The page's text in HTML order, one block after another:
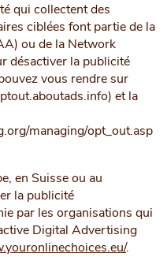
qui collectent des
ciblées font partie de la
ou de la Network
désactiver la publicité
vous rendre sur
et la
managing/opt_out.asp
en Suisse ou au
la publicité
par les organisations qui
Digital Advertising
.